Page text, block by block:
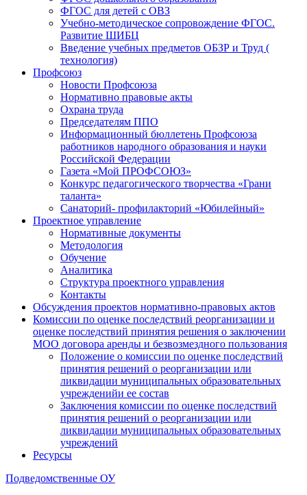
ФГОС для детей с ОВЗ
Учебно-методическое сопровождение ФГОС.
Развитие ШИБЦ
Введение учебных предметов ОБЗР и Труд (
технология)
Профсоюз
Новости Профсоюза
Нормативно правовые акты
Охрана труда
Председателям ППО
Информационный бюллетень Профсоюза
работников народного образования и науки
Российской Федерации
Газета «Мой ПРОФСОЮЗ»
Конкурс педагогического творчества «Грани
таланта»
Санаторий- профилакторий «Юбилейный»
Проектное управление
Нормативные документы
Методология
Обучение
Аналитика
Структура проектного управления
Контакты
Обсуждения проектов нормативно-правовых актов
Комиссии по оценке последствий реорганизации и
оценке последствий принятия решения о заключении
МОО договора аренды и безвозмездного пользования
Положение о комиссии по оценке последствий
принятия решений о реорганизации или
ликвидации муниципальных образовательных
учрежденийи ее состав
Заключения комиссии по оценке последствий
принятия решений о реорганизации или
ликвидации муниципальных образовательных
учреждений
Ресурсы
Подведомственные ОУ